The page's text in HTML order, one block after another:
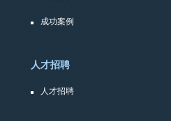
成功案例
人才招聘
人才招聘